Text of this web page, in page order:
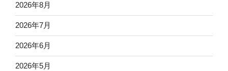
2026年8月
2026年7月
2026年6月
2026年5月